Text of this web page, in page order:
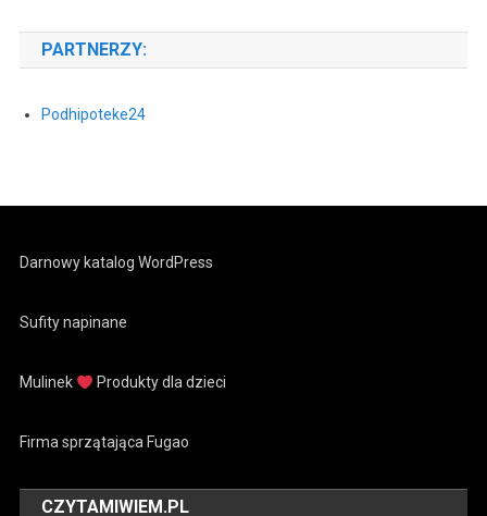
PARTNERZY:
Podhipoteke24
Darnowy katalog WordPress
Sufity napinane
Mulinek Produkty dla dzieci
Firma sprzątająca Fugao
CZYTAMIWIEM.PL